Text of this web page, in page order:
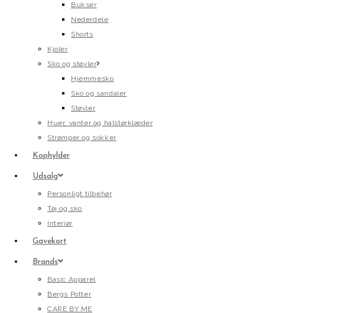
Bukser
Nederdele
Shorts
Kjoler
Sko og støvler
Hjemmesko
Sko og sandaler
Støvler
Huer, vanter og halstørklæder
Strømper og sokker
Kophylder
Udsalg
Personligt tilbehør
Tøj og sko
Interiør
Gavekort
Brands
Basic Apparel
Bergs Potter
CARE BY ME